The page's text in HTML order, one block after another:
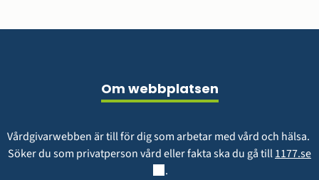
Om webbplatsen
Vårdgivarwebben är till för dig som arbetar med vård och hälsa.
Söker du som privatperson vård eller fakta ska du gå till 1177.se
.